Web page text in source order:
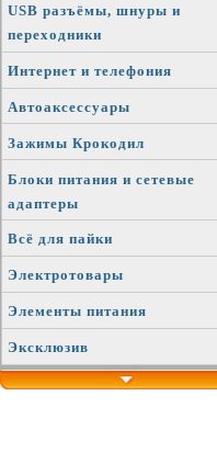
USB разъёмы, шнуры и
переходники
Интернет и телефония
Автоаксессуары
Зажимы Крокодил
Блоки питания и сетевые
адаптеры
Всё для пайки
Электротовары
Элементы питания
Эксклюзив